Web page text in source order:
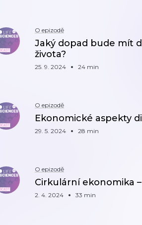
O epizodě
Jaký dopad bude mít
života?
25. 9. 2024 24 min
O epizodě
Ekonomické aspekty
29. 5. 2024 28 min
O epizodě
Cirkulární ekonomika
2. 4. 2024 33 min